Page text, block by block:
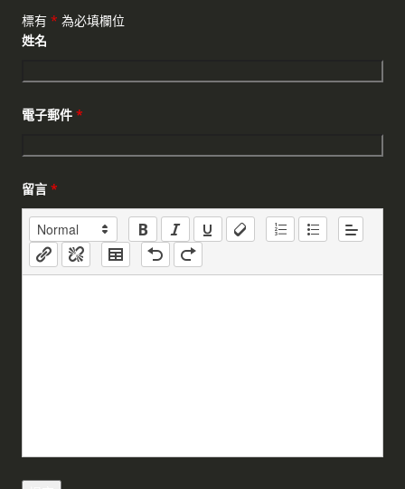
標有 * 為必填欄位
姓名
電子郵件 *
留言 *